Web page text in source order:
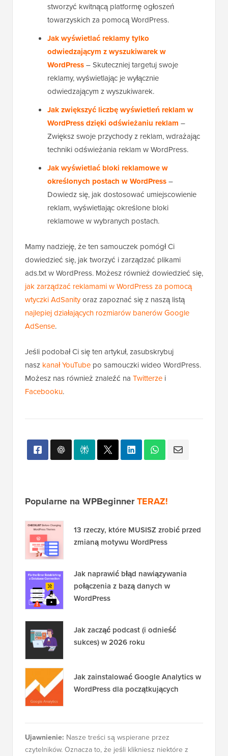
stworzyć kwitnącą platformę ogłoszeń
towarzyskich za pomocą WordPress.
Jak wyświetlać reklamy tylko
odwiedzającym z wyszukiwarek w
WordPress– Skuteczniej targetuj swoje
reklamy, wyświetlając je wyłącznie
odwiedzającym z wyszukiwarek.
Jak zwiększyć liczbę wyświetleń reklam w
WordPress dzięki odświeżaniu reklam –
Zwiększ swoje przychody z reklam, wdrażając
techniki odświeżania reklam w WordPress.
Jak wyświetlać bloki reklamowe w
określonych postach w WordPress–
Dowiedz się, jak dostosować umiejscowienie
reklam, wyświetlając określone bloki
reklamowe w wybranych postach.
Mamy nadzieję, że ten samouczek pomógł Ci
dowiedzieć się, jak tworzyć i zarządzać plikami
ads.txt w WordPress. Możesz również dowiedzieć się,
jak zarządzać reklamami w WordPress za pomocą
wtyczki AdSanityoraz zapoznać się z naszą listą
najlepiej działających rozmiarów banerów Google
AdSense.
Jeśli podobał Ci się ten artykuł, zasubskrybuj
nasz kanał YouTube po samouczki wideo WordPress.
Możesz nas również znaleźć na Twitterze i
Facebooku.
Popularne na WPBeginnerTERAZ!
13 rzeczy, które MUSISZ zrobić przed
zmianą motywu WordPress
Jak naprawić błąd nawiązywania
połączenia z bazą danych w
WordPress
Jak zacząć podcast (i odnieść
sukces) w 2026 roku
Jak zainstalować Google Analytics w
WordPress dla początkujących
Ujawnienie: Nasze treści są wspierane przez
czytelników. Oznacza to, że jeśli klikniesz niektóre z